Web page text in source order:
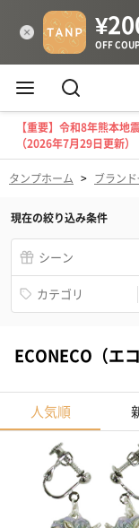
【重要】令和8年熊本
（2026年7月29日更新）
タンプホーム > ブラン
現在の絞り込み条件
シーン
カテゴリ
ECONECO（エ
人気順